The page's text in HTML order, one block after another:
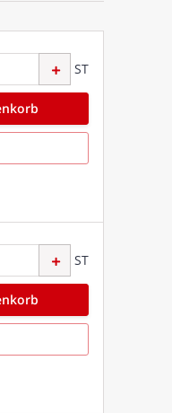
ST
ST